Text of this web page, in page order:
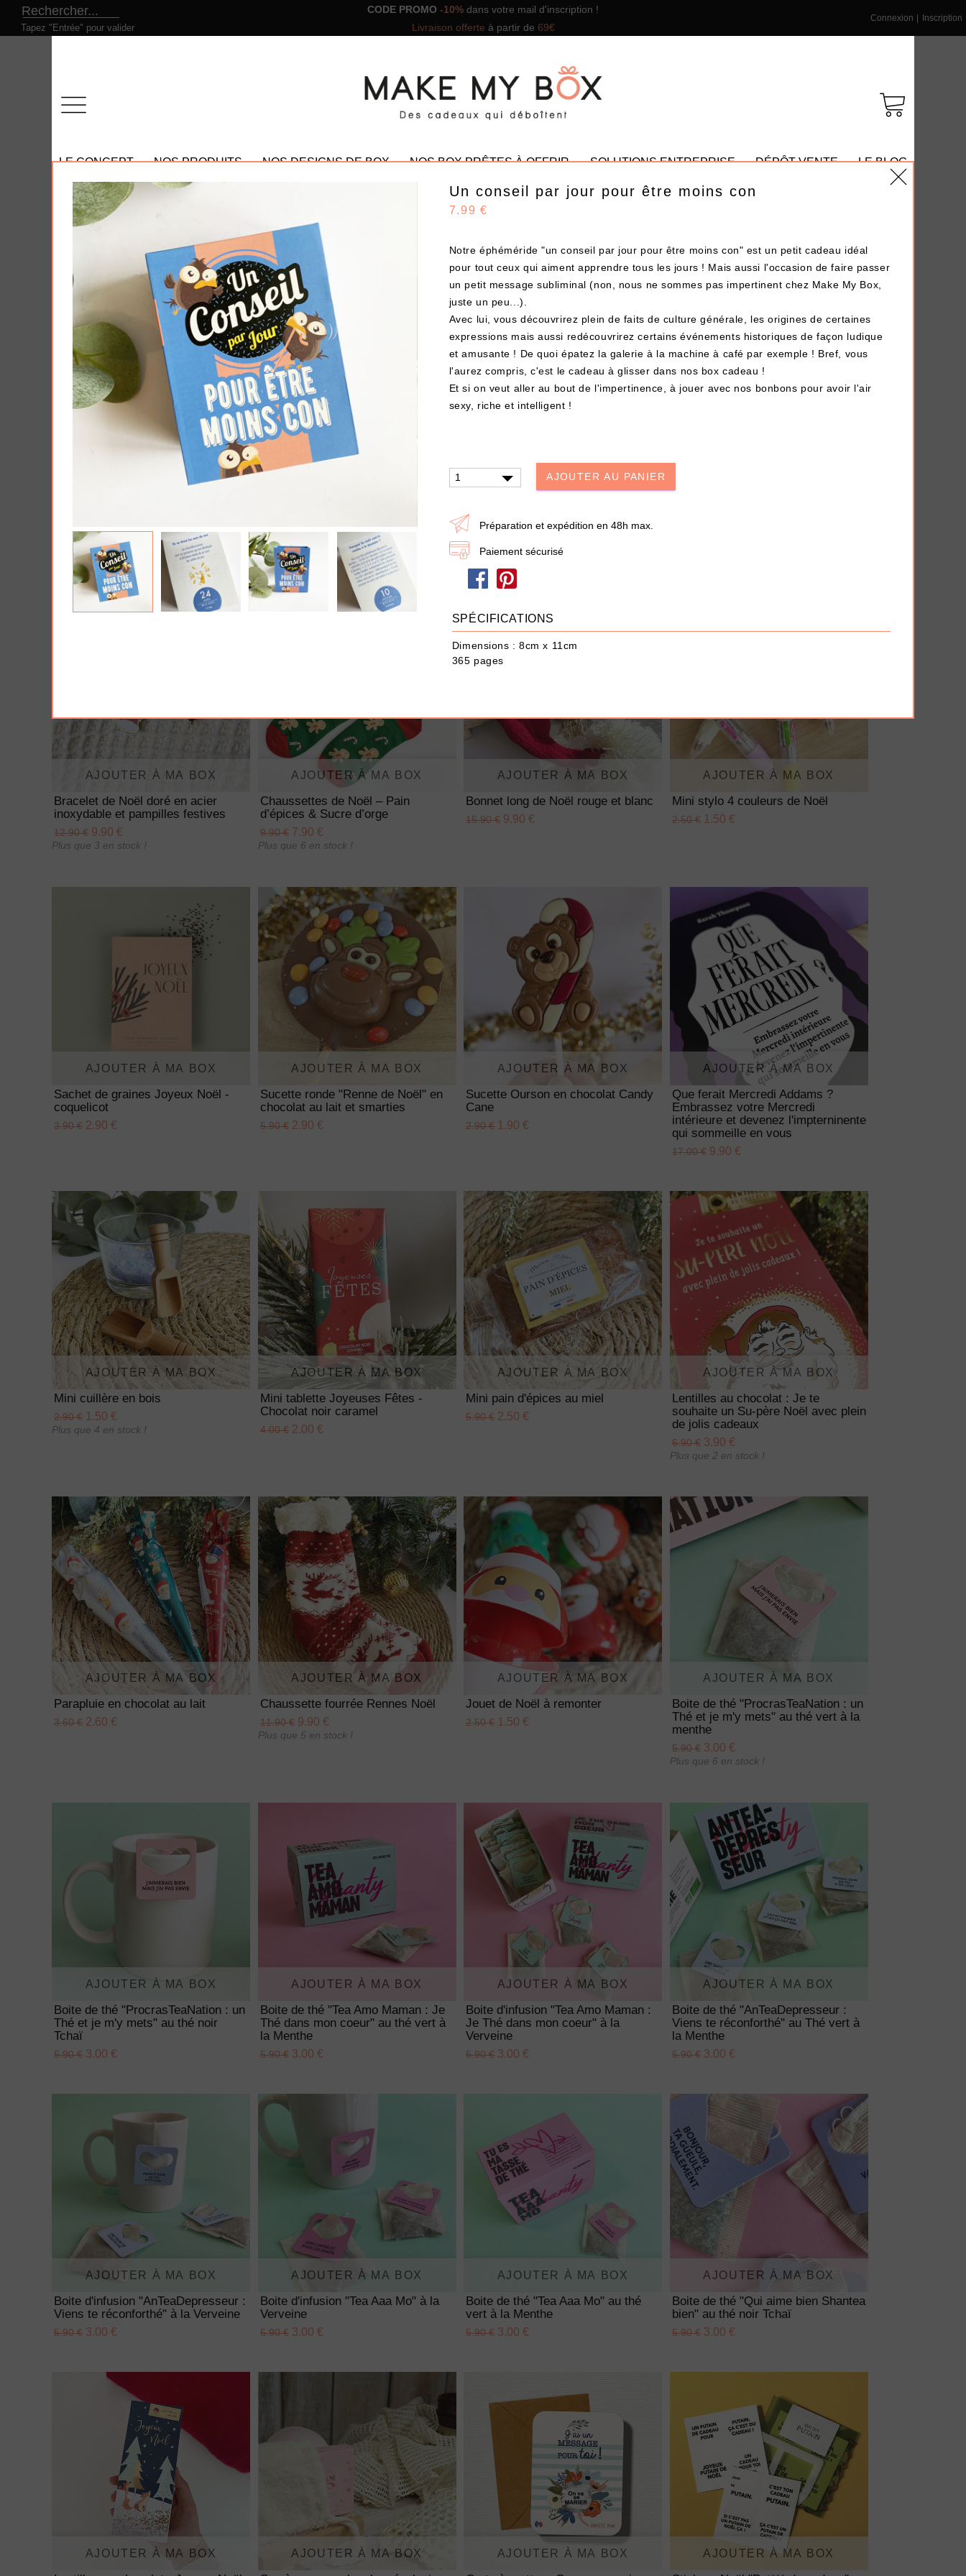
Tapez "Entrée" pour valider
CODE PROMO -10% dans votre mail d'inscription !
Livraison offerte à partir de 69€
Connexion Inscription
LE CONCEPT NOS PRODUITS NOS DESIGNS DE BOX NOS BOX PRÊTES À OFFRIR SOLUTIONS ENTREPRISE DÉPÔT-VENTE LE BLOG
Tous nos produits
Un conseil par jour pour être moins con
7.99 €
Notre éphéméride "un conseil par jour pour être moins con" est un petit cadeau idéal
pour tout ceux qui aiment apprendre tous les jours ! Mais aussi l'occasion de faire passer
un petit message subliminal (non, nous ne sommes pas impertinent chez Make My Box,
juste un peu...).
Avec lui, vous découvrirez plein de faits de culture générale, les origines de certaines
expressions mais aussi redécouvrirez certains événements historiques de façon ludique
et amusante ! De quoi épatez la galerie à la machine à café par exemple ! Bref, vous
l'aurez compris, c'est le cadeau à glisser dans nos box cadeau !
Et si on veut aller au bout de l'impertinence, à jouer avec nos bonbons pour avoir l'air
sexy, riche et intelligent !
AJOUTER AU PANIER
Préparation et expédition en 48h max.
Paiement sécurisé
SPÉCIFICATIONS
Dimensions : 8cm x 11cm
365 pages
NOS PROMOTIONS
AJOUTER À MA BOX
Plus que 3 en stock !
AJOUTER À MA BOX
19.90 €
Plus que 7 en stock !
AJOUTER À MA BOX
Mon kit Secret Santa : le bonne et
décoiffe !
12.90 €
Plus que 7 en stock !
Chaussettes fourrée Merry
AJOUTER À MA BOX
Bracelet de Noël doré en acier
inoxydable et pampilles festives
12.90 € 9.90 €
Plus que 3 en stock !
AJOUTER À MA BOX
Chaussettes de Noël – Pain
d’épices & Sucre d’orge
9.90 €7.90 €
Plus que 6 en stock !
AJOUTER À MA BOX
Bonnet long de Noël rouge et blanc
15.90 € 9.90 €
AJOUTER À MA BOX
Mini stylo 4 couleurs de Noël
2.50 €1.50 €
AJOUTER À MA BOX
Sachet de graines Joyeux Noël -
coquelicot
3.90 € 2.90 €
AJOUTER À MA BOX
Sucette ronde "Renne de Noël" en
chocolat au lait et smarties
5.90 €2.90 €
AJOUTER À MA BOX
Sucette Ourson en chocolat Candy
Cane
2.90 € 1.90 €
AJOUTER À MA BOX
Que ferait Mercredi Addams ?
Embrassez votre Mercredi
intérieure et devenez l'impterninente
qui sommeille en vous
17.00 €9.90 €
AJOUTER À MA BOX
Mini cuillère en bois
2.90 € 1.50 €
Plus que 4 en stock !
AJOUTER À MA BOX
Mini tablette Joyeuses Fêtes -
Chocolat noir caramel
4.00 €2.00 €
AJOUTER À MA BOX
Mini pain d'épices au miel
5.90 € 2.50 €
AJOUTER À MA BOX
Lentilles au chocolat : Je te
souhaite un Su-père Noël avec plein
de jolis cadeaux
6.90 €3.90 €
Plus que 2 en stock !
AJOUTER À MA BOX
Parapluie en chocolat au lait
3.60 € 2.60 €
AJOUTER À MA BOX
Chaussette fourrée Rennes Noël
11.90 €9.90 €
Plus que 5 en stock !
AJOUTER À MA BOX
Jouet de Noël à remonter
2.50 € 1.50 €
AJOUTER À MA BOX
Boite de thé "ProcrasTeaNation : un
Thé et je m'y mets" au thé vert à la
menthe
5.90 €3.00 €
Plus que 6 en stock !
AJOUTER À MA BOX
Boite de thé "ProcrasTeaNation : un
Thé et je m'y mets" au thé noir
Tchaï
5.90 € 3.00 €
AJOUTER À MA BOX
Boite de thé "Tea Amo Maman : Je
Thé dans mon coeur" au thé vert à
la Menthe
5.90 €3.00 €
AJOUTER À MA BOX
Boite d'infusion "Tea Amo Maman :
Je Thé dans mon coeur" à la
Verveine
5.90 € 3.00 €
AJOUTER À MA BOX
Boite de thé "AnTeaDepresseur :
Viens te réconforthé" au Thé vert à
la Menthe
5.90 €3.00 €
AJOUTER À MA BOX
Boite d'infusion "AnTeaDepresseur :
Viens te réconforthé" à la Verveine
5.90 € 3.00 €
AJOUTER À MA BOX
Boite d'infusion "Tea Aaa Mo" à la
Verveine
5.90 €3.00 €
AJOUTER À MA BOX
Boite de thé "Tea Aaa Mo" au thé
vert à la Menthe
5.90 € 3.00 €
AJOUTER À MA BOX
Boite de thé "Qui aime bien Shantea
bien" au thé noir Tchaï
5.90 €3.00 €
AJOUTER À MA BOX AJOUTER À MA BOX AJOUTER À MA BOX AJOUTER À MA BOX